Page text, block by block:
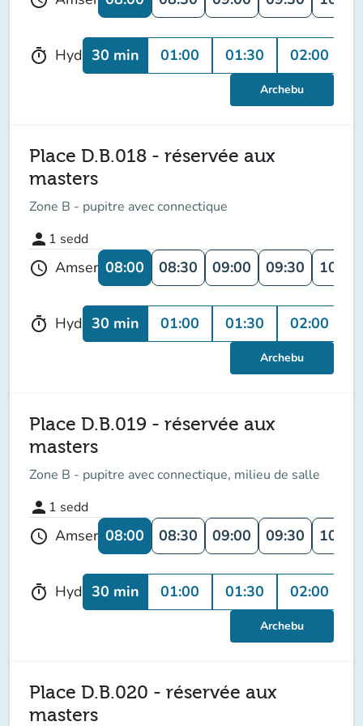
timer Hyd 30 min 01:00 01:30 02:00
Archebu
Place D.B.018 - réservée aux
masters
Zone B - pupitre avec connectique
person 1 sedd
schedule Amser 08:00 08:30 09:00 09:30 10:00
timer Hyd 30 min 01:00 01:30 02:00
Archebu
Place D.B.019 - réservée aux
masters
Zone B - pupitre avec connectique, milieu de salle
person 1 sedd
schedule Amser 08:00 08:30 09:00 09:30 10:00
timer Hyd 30 min 01:00 01:30 02:00
Archebu
Place D.B.020 - réservée aux
masters